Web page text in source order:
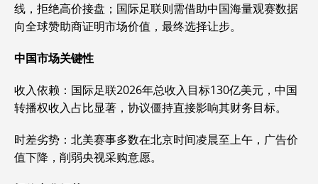
线，拒绝高价接盘；国际足联则需借助中国海量观赛数据
向全球赞助商证明市场价值，最终选择让步。
中国市场关键性
‌收入依赖‌：国际足联2026年总收入目标130亿美元，中国
转播权收入占比显著，协议僵持直接影响其财务目标。‌‌
‌时差劣势‌：北美赛事多数在北京时间凌晨至上午，广告价
值下降，削弱央视采购意愿。‌‌